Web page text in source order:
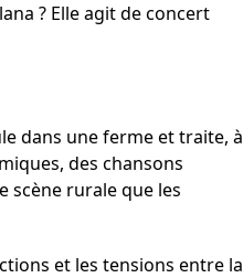
? Elle agit de concert
dans une ferme et traite, à
des chansons
scène rurale que les
et les tensions entre la